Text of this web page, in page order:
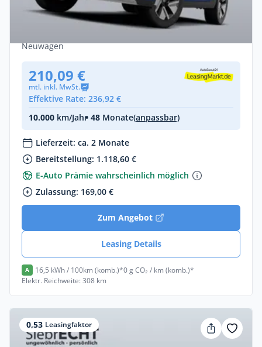
83kW Edition - Vorlauffahrzeug!
Neuwagen
210,09 €
mtl. inkl. MwSt.
Effektive Rate: 236,92 €
10.000 km/Jahr• 48 Monate(anpassbar)
Lieferzeit: ca. 2 Monate
Bereitstellung: 1.118,60 €
E-Auto Prämie wahrscheinlich möglich
Zulassung: 169,00 €
Zum Angebot
Leasing Details
A 16,5 kWh / 100km (komb.)*0 g CO₂ / km (komb.)*
Elektr. Reichweite: 308 km
0,53 Leasingfaktor